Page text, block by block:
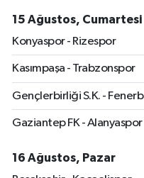
15 Ağustos, Cumartesi
Konyaspor - Rizespor
Kasımpaşa - Trabzonspor
Gençlerbirliği S.K. -
Gaziantep FK - Alanyaspor
16 Ağustos, Pazar